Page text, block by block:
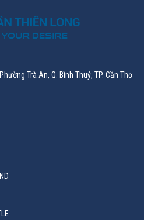
Trà An, Q. Bình Thuỷ, TP. Cần Thơ